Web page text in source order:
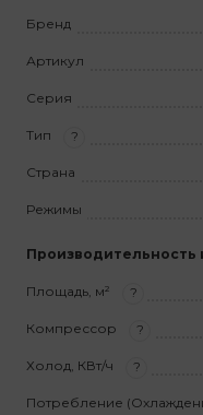
Бренд
Артикул
Серия
Тип ?
Страна
Режимы
Производительность
Площадь, м² ?
Компрессор ?
Холод, КВт/ч ?
Потребление